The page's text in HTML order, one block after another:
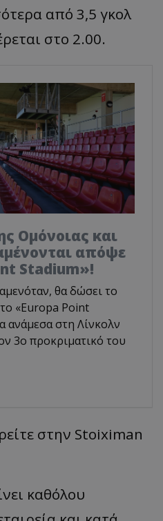
από 3,5 γκολ
στο 2.00.
Ομόνοιας και
απόψε
Stadium»!
θα δώσει το
«Europa Point
ανάμεσα στη Λίνκολν
3ο προκριματικό του
στην Stoiximan
καθόλου